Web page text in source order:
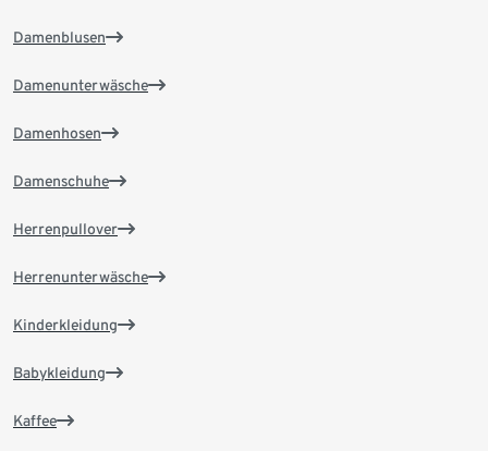
Damenblusen
Damenunterwäsche
Damenhosen
Damenschuhe
Herrenpullover
Herrenunterwäsche
Kinderkleidung
Babykleidung
Kaffee